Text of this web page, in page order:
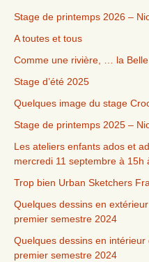
Stage de printemps 2026 –
A toutes et tous
Comme une rivière, … la Belle
Stage d’été 2025
Quelques image du stage
Stage de printemps 2025 –
Les ateliers enfants ados et
mercredi 11 septembre à 15h
Trop bien Urban Sketchers
Quelques dessins en
premier semestre 2024
Quelques dessins en
premier semestre 2024